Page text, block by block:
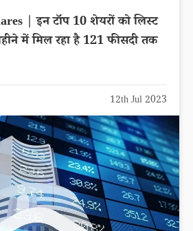
| इन टॉप 10 शेयरों को लिस्ट
में मिल रहा है 121 फीसदी तक
12th Jul 2023